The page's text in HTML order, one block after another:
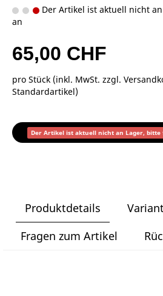
Der Artikel ist aktuell nicht
an
65,00 CHF
pro Stück (inkl. MwSt. zzgl.
Standardartikel)
Der Artikel ist aktuell nicht an Lager, bitte
Produktdetails
Fragen zum Artikel